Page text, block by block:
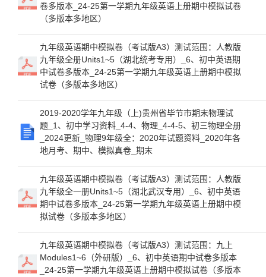
卷多版本_24-25第一学期九年级英语上册期中模拟试卷
（多版本多地区）
九年级英语期中模拟卷（考试版A3）测试范围：人教版
九年级全册Units1~5（湖北统考专用）_6、初中英语期
中试卷多版本_24-25第一学期九年级英语上册期中模拟
试卷（多版本多地区）
2019-2020学年九年级（上)贵州省毕节市期末物理试
题_1、初中学习资料_4-4、物理_4-4-5、初三物理全册
_2024更新_物理9年级全：2020年试题资料_2020年各
地月考、期中、模拟真卷_期末
九年级英语期中模拟卷（考试版A3）测试范围：人教版
九年级全一册Units1~5（湖北武汉专用）_6、初中英语
期中试卷多版本_24-25第一学期九年级英语上册期中模
拟试卷（多版本多地区）
九年级英语期中模拟卷（考试版A3）测试范围：九上
Modules1~6（外研版）_6、初中英语期中试卷多版本
_24-25第一学期九年级英语上册期中模拟试卷（多版本